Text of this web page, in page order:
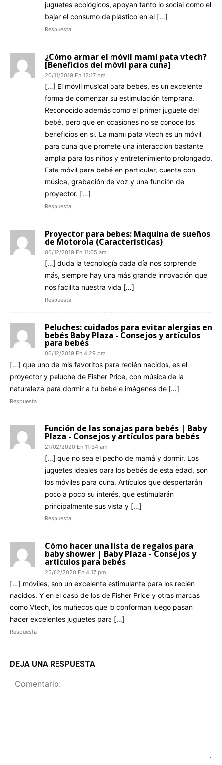
juguetes ecológicos, apoyan tanto lo social como el
bajar el consumo de plástico en el […]
Respuesta
¿Cómo armar el móvil mami pata vtech?
[Beneficios del móvil para cuna]
20/11/2019 En 12:17 pm
[…] El móvil musical para bebés, es un excelente
forma de comenzar su estimulación temprana.
Reconocido además como el primer juguete del
bebé, pero que en ocasiones no se conoce los
beneficios en si. La mami pata vtech es un móvil
para cuna que promete una interacción bastante
amplia para los niños y entretenimiento prolongado.
Este móvil para bebé en particular, cuenta con
música, grabación de voz y una función de
proyector. […]
Respuesta
Proyector para bebes: Maquina de sueños
de Motorola (Características)
06/12/2019 En 11:05 am
[…] duda la tecnología cada día nos sorprende
más, siempre hay una más grande innovación que
nos facilita nuestra vida […]
Respuesta
Peluches: cuidados para evitar alergias en
bebés Baby Plaza - Consejos y artículos
para bebés
06/12/2019 En 4:29 pm
[…] que uno de mis favoritos para recién nacidos, es el
proyector y peluche de Fisher Price, con música de la
naturaleza para dormir a tu bebé e imágenes de […]
Respuesta
Función de las sonajas para bebés | Baby
Plaza - Consejos y artículos para bebés
21/02/2020 En 11:34 am
[…] que no sea el pecho de mamá y dormir. Los
juguetes ideales para los bebés de esta edad, son
los móviles para cuna. Artículos que despertarán
poco a poco su interés, que estimularán
principalmente sus vista y […]
Respuesta
Cómo hacer una lista de regalos para
baby shower | Baby Plaza - Consejos y
artículos para bebés
25/02/2020 En 4:17 pm
[…] móviles, son un excelente estimulante para los recién
nacidos. Y en el caso de los de Fisher Price y otras marcas
como Vtech, los muñecos que lo conforman luego pasan
hacer excelentes juguetes para […]
Respuesta
DEJA UNA RESPUESTA